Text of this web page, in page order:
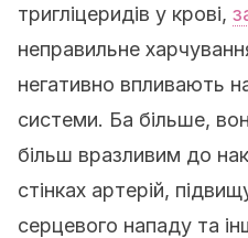
тригліцеридів у крові,
неправильне
негативно впливають
системи. Ба більше,
більш вразливим до
стінках артерій,
серцевого нападу та